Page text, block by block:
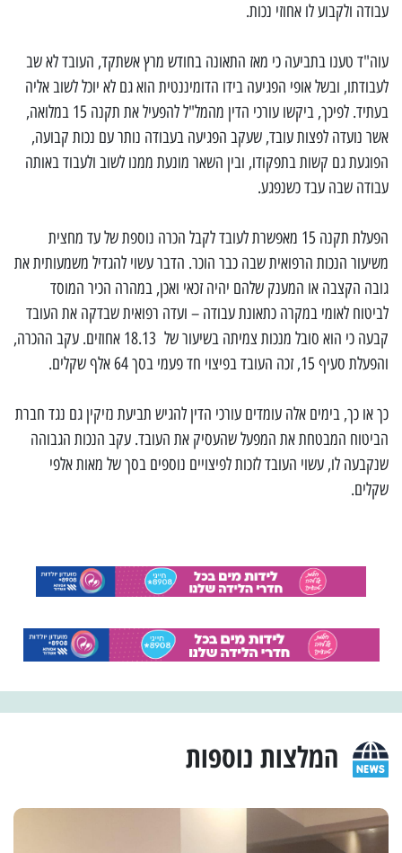
עבודה ולקבוע לו אחוזי נכות.
עוה"ד טענו בתביעה כי מאז התאונה בחודש מרץ אשתקד, העובד לא שב
לעבודתו, ובשל אופי הפגיעה בידו הדומיננטית הוא גם לא יוכל לשוב אליה
בעתיד. לפיכך, ביקשו עורכי הדין מהמל"ל להפעיל את תקנה 15 במלואה,
אשר נועדה לפצות עובד, שעקב הפגיעה בעבודה נותר עם נכות קבועה,
הפוגעת גם קשות בתפקודו, ובין השאר מונעת ממנו לשוב ולעבוד באותה
עבודה שבה עבד כשנפגע.
הפעלת תקנה 15 מאפשרת לעובד לקבל הכרה נוספת של עד מחצית
משיעור הנכות הרפואית שבה כבר הוכר. הדבר עשוי להגדיל משמעותית את
גובה הקצבה או המענק שלהם יהיה זכאי ואכן, במהרה הכיר המוסד
לביטוח לאומי במקרה כתאונת עבודה – ועדה רפואית שבדקה את העובד
קבעה כי הוא סובל מנכות צמיתה בשיעור של 18.13 אחוזים. עקב ההכרה,
והפעלת סעיף 15, זכה העובד בפיצוי חד פעמי בסך 64 אלף שקלים.
כך או כך, בימים אלה עומדים עורכי הדין להגיש תביעת נזיקין גם נגד חברת
הביטוח המבטחת את המפעל שהעסיק את העובד. עקב הנכות הגבוהה
שנקבעה לו, עשוי העובד לזכות לפיצויים נוספים בסך של מאות אלפי
שקלים.
המלצות נוספות